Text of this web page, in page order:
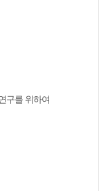
구를 위하여